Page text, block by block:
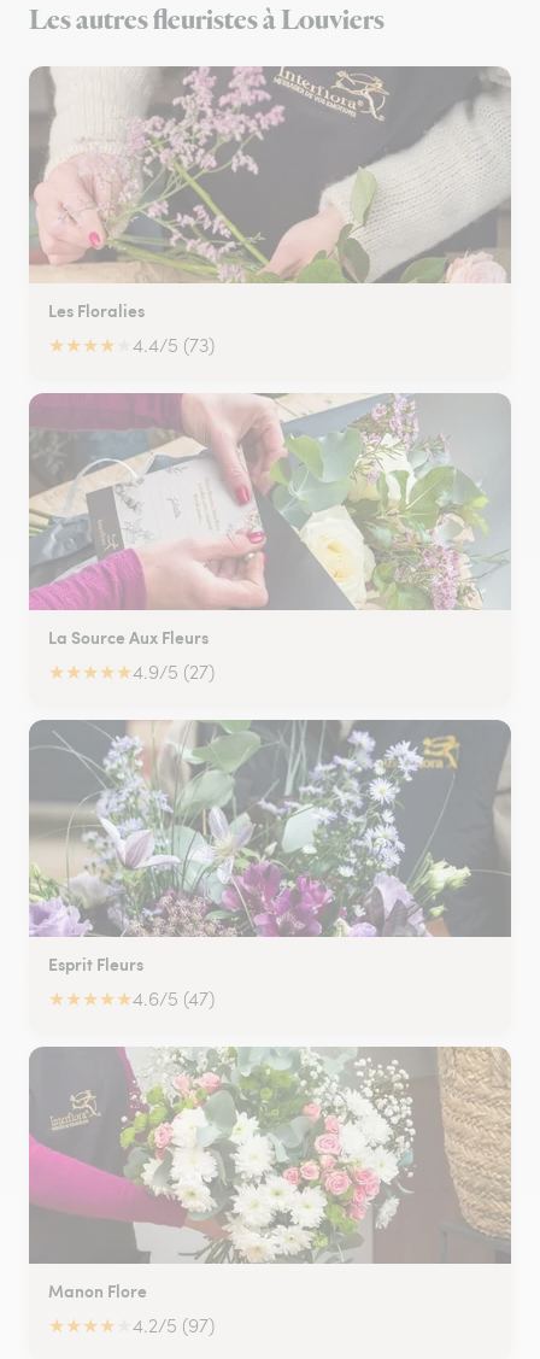
Les autres fleuristes à Louviers
Les Floralies
★★★★ 4.4/5 (73)
La Source Aux Fleurs
★★★★★4.9/5 (27)
Esprit Fleurs
★★★★★4.6/5 (47)
Manon Flore
★★★★ 4.2/5 (97)